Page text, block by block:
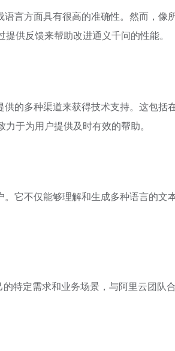
言方面具有很高的准确性。然而，像
供反馈来帮助改进通义千问的性能。
的多种渠道来获得技术支持。这包括
于为用户提供及时有效的帮助。
它不仅能够理解和生成多种语言的文
特定需求和业务场景，与阿里云团队